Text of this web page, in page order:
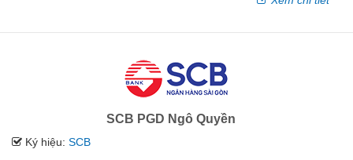
SCB PGD Ngô Quyền
Ký hiệu: SCB